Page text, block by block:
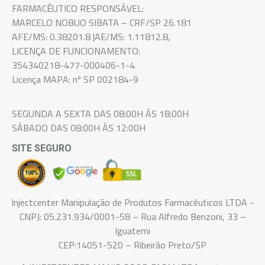
FARMACÊUTICO RESPONSÁVEL:
MARCELO NOBUO SIBATA – CRF/SP 26.181
AFE/MS: 0.38201.8 |AE/MS: 1.11812.8,
LICENÇA DE FUNCIONAMENTO:
354340218-477-000406-1-4
Licença MAPA: nº SP 002184-9
SEGUNDA A SEXTA DAS 08:00H ÀS 18:00H
SÁBADO DAS 08:00H ÀS 12:00H
SITE SEGURO
Injectcenter Manipulação de Produtos Farmacêuticos LTDA -
CNPJ: 05.231.934/0001-58 – Rua Alfredo Benzoni, 33 –
Iguatemi
CEP:14051-520 – Ribeirão Preto/SP